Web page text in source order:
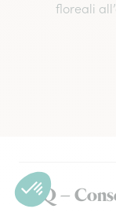
floreali
FAQ –